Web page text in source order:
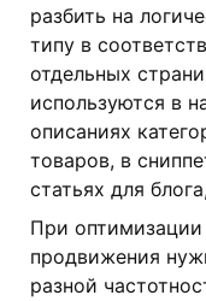
разбить на
типу в
отдельных
используются в
описаниях
товаров, в
статьях для
При оптимизации
продвижения
разной